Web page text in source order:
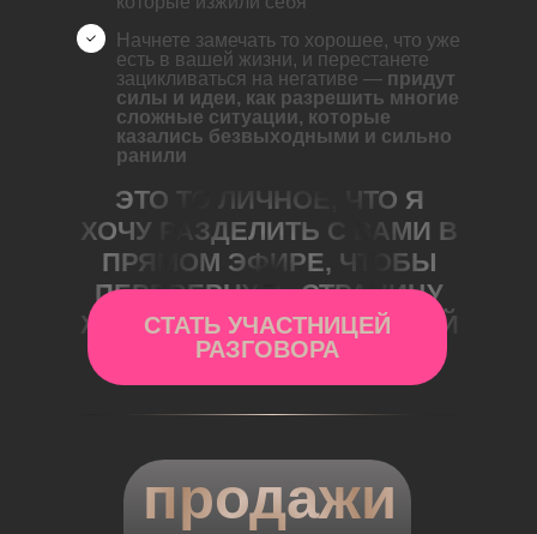
ЭТО ТО ЛИЧНОЕ, ЧТО Я
ХОЧУ РАЗДЕЛИТЬ С ВАМИ В
ПРЯМОМ ЭФИРЕ, ЧТОБЫ
ПЕРЕВЕРНУТЬ СТРАНИЦУ
ЖИЗНИ НА НОВЫЙ ЧИСТЫЙ
ЛИСТ.
Начнете замечать то хорошее, что уже
есть в вашей жизни, и перестанете
зацикливаться на негативе — придут
силы и идеи, как разрешить многие
сложные ситуации, которые
казались безвыходными и сильно
ранили
СТАТЬ УЧАСТНИЦЕЙ
РАЗГОВОРА
продажи